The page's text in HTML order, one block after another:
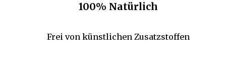
100% Natürlich
Frei von künstlichen Zusatzstoffen